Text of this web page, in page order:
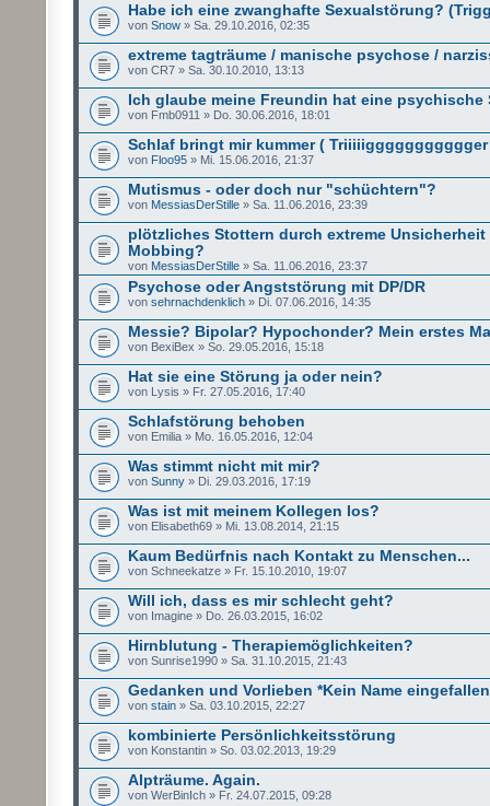
Habe ich eine zwanghafte Sexualstörung?
von Snow » Sa. 29.10.2016, 02:35
extreme tagträume / manische psychose /
von CR7 » Sa. 30.10.2010, 13:13
Ich glaube meine Freundin hat eine psychische
von Fmb0911 » Do. 30.06.2016, 18:01
Schlaf bringt mir kummer ( Triiiiiggggggggggger
von Floo95 » Mi. 15.06.2016, 21:37
Mutismus - oder doch nur "schüchtern"?
von MessiasDerStille » Sa. 11.06.2016, 23:39
plötzliches Stottern durch extreme Unsicherheit
Mobbing?
von MessiasDerStille » Sa. 11.06.2016, 23:37
Psychose oder Angststörung mit DP/DR
von sehrnachdenklich » Di. 07.06.2016, 14:35
Messie? Bipolar? Hypochonder? Mein erstes
von BexiBex » So. 29.05.2016, 15:18
Hat sie eine Störung ja oder nein?
von Lysis » Fr. 27.05.2016, 17:40
Schlafstörung behoben
von Emilia » Mo. 16.05.2016, 12:04
Was stimmt nicht mit mir?
von Sunny » Di. 29.03.2016, 17:19
Was ist mit meinem Kollegen los?
von Elisabeth69 » Mi. 13.08.2014, 21:15
Kaum Bedürfnis nach Kontakt zu Menschen...
von Schneekatze » Fr. 15.10.2010, 19:07
Will ich, dass es mir schlecht geht?
von Imagine » Do. 26.03.2015, 16:02
Hirnblutung - Therapiemöglichkeiten?
von Sunrise1990 » Sa. 31.10.2015, 21:43
Gedanken und Vorlieben *Kein Name
von stain » Sa. 03.10.2015, 22:27
kombinierte Persönlichkeitsstörung
von Konstantin » So. 03.02.2013, 19:29
Alpträume. Again.
von WerBinIch » Fr. 24.07.2015, 09:28